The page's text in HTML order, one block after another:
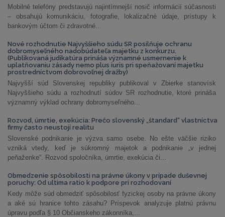
Mobilné telefóny predstavujú najintímnejší nosič informácií súčasnosti
– obsahujú komunikáciu, fotografie, lokalizačné údaje, prístupy k
bankovým účtom či zdravotné...
Nové rozhodnutie Najvyššieho súdu SR posilňuje ochranu
dobromyseľného nadobúdateľa majetku z konkurzu.
(Publikovaná judikatúra prináša významné usmernenie k
uplatňovaniu zásady nemo plus iuris pri speňažovaní majetku
prostredníctvom dobrovoľnej dražby)
Najvyšší súd Slovenskej republiky publikoval v Zbierke stanovísk
Najvyššieho súdu a rozhodnutí súdov SR rozhodnutie, ktoré prináša
významný výklad ochrany dobromyseľného...
Rozvod, úmrtie, exekúcia: Prečo slovenský „štandard“ vlastníctva
firmy často neustojí realitu
Slovenské podnikanie je výzva samo osebe. No ešte väčšie riziko
vzniká vtedy, keď je súkromný majetok a podnikanie „v jednej
peňaženke“. Rozvod spoločníka, úmrtie, exekúcia či...
Obmedzenie spôsobilosti na právne úkony v prípade duševnej
poruchy: Od ultima ratio k podpore pri rozhodovaní
Kedy môže súd obmedziť spôsobilosť fyzickej osoby na právne úkony
a aké sú hranice tohto zásahu? Príspevok analyzuje platnú právnu
úpravu podľa § 10 Občianskeho zákonníka,...